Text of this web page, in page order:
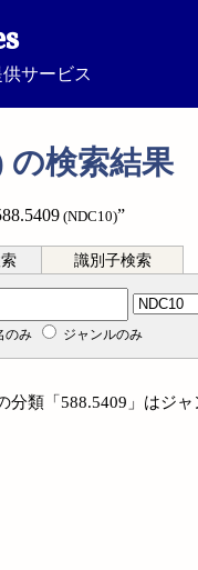
サービス
の検索結果
(NDC10)”
識別子検索
のみ ジャンルのみ
分類「588.5409」はジ